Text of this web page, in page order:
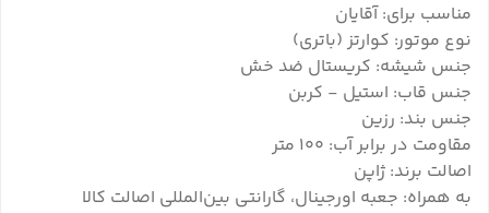
مناسب برای: آقایان
نوع موتور: کوارتز (باتری)
جنس شیشه: کریستال ضد خش
جنس قاب: استیل - کربن
جنس بند: رزین
مقاومت در برابر آب: ۱۰۰ متر
اصالت برند: ژاپن
به همراه: جعبه اورجینال، گارانتی بین‌المللی اصالت کالا